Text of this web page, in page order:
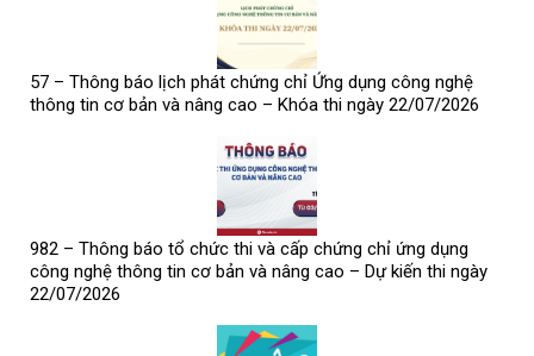
57 – Thông báo lịch phát chứng chỉ Ứng dụng công nghệ
thông tin cơ bản và nâng cao – Khóa thi ngày 22/07/2026
982 – Thông báo tổ chức thi và cấp chứng chỉ ứng dụng
công nghệ thông tin cơ bản và nâng cao – Dự kiến thi ngày
22/07/2026